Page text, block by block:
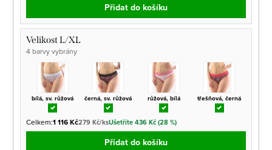
Přidat do košíku
Velikost L/XL
4 barvy vybrány
bílá, sv. růžová černá, sv. růžová růžová, bílá třešňová, černá
Celkem:1 116 Kč279 Kč/ksUšetříte 436 Kč (28 %)
Přidat do košíku